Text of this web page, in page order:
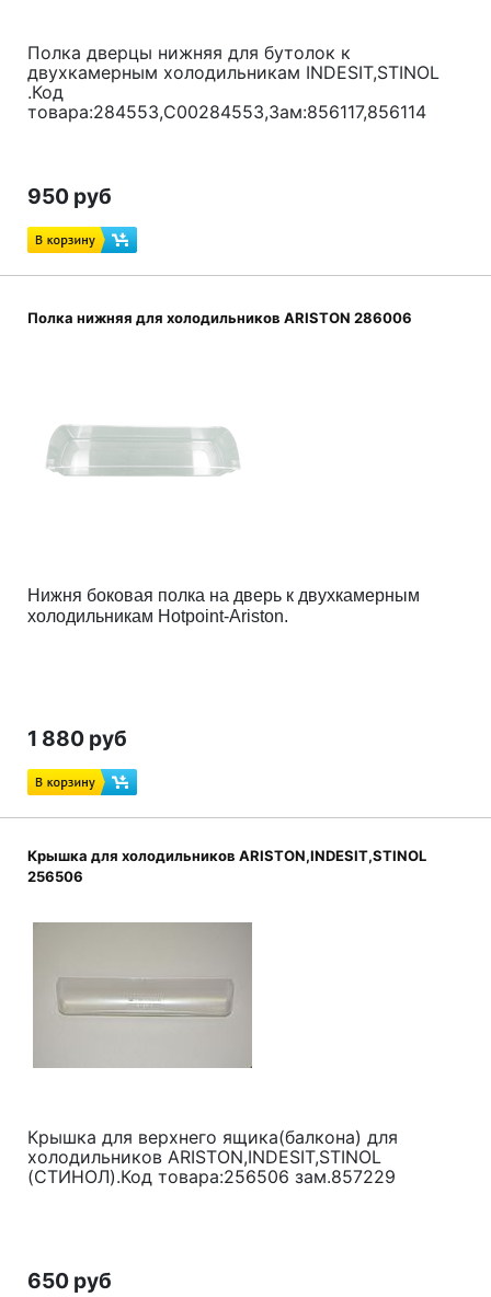
Полка дверцы нижняя для бутолок к
двухкамерным холодильникам INDESIT,STINOL
.Код
товара:284553,C00284553,Зам:856117,856114
950 руб
Полка нижняя для холодильников ARISTON 286006
Нижня боковая полка на дверь к двухкамерным
холодильникам Hotpoint-Ariston.
1 880 руб
Крышка для холодильников ARISTON,INDESIT,STINOL
256506
Крышка для верхнего ящика(балкона) для
холодильников ARISTON,INDESIT,STINOL
(СТИНОЛ).Код товара:256506 зам.857229
650 руб